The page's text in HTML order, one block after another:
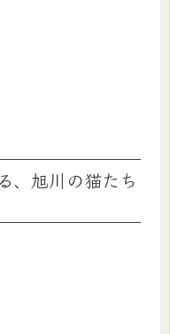
、旭川の猫たち